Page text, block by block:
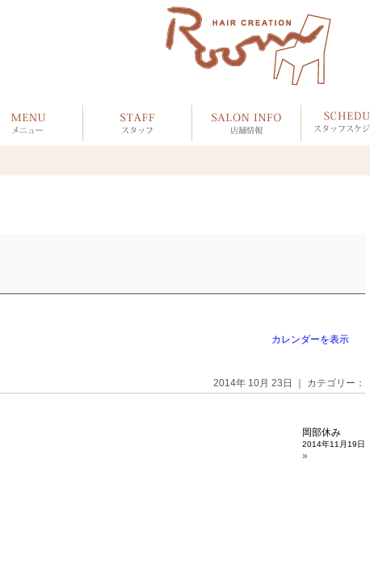
カレンダーを表示
2014年 10月 23日 ｜ カテゴリー：
岡部休み
2014年11月19日
»